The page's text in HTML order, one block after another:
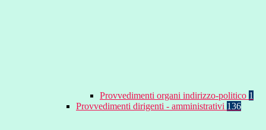
Provvedimenti organi indirizzo-politico 1
Provvedimenti dirigenti - amministrativi 136